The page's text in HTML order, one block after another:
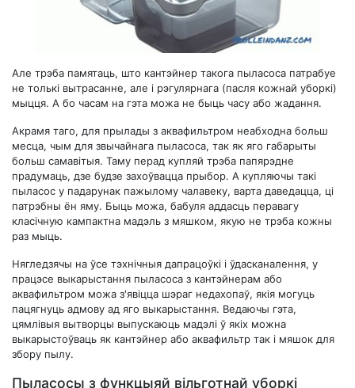
Але трэба памятаць, што кантэйнер такога пыласоса патрабуе
не толькі вытрасанне, але і рэгулярнага (пасля кожнай уборкі)
мыцця. А бо часам на гэта можа не быць часу або жадання.
Акрамя таго, для прылады з аквафильтром неабходна больш
месца, чым для звычайнага пыласоса, так як яго габарыты
больш самавітыя. Таму перад купляй трэба папярэдне
прадумаць, дзе будзе захоўвацца прыбор. А купляючы такі
пыласос у падарунак пажылому чалавеку, варта даведацца, ці
патрэбны ён яму. Быць можа, бабуля аддасць перавагу
класічную кампактна мадэль з мяшком, якую не трэба кожны
раз мыць.
Нягледзячы на ​​ўсе тэхнічныя дапрацоўкі і ўдасканалення, у
працэсе выкарыстання пыласоса з кантэйнерам або
аквафильтром можа з'явіцца шэраг недахопаў, якія могуць
пацягнуць адмову ад яго выкарыстання. Ведаючы гэта,
цямлівыя вытворцы выпускаюць мадэлі ў якіх можна
выкарыстоўваць як кантэйнер або аквафильтр так і мяшок для
збору пылу.
Пыласосы з функцыяй вільготнай уборкі